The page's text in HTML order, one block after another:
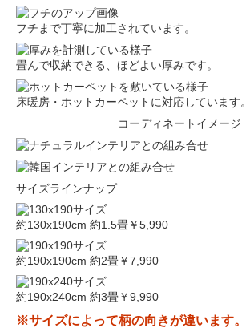
フチまで丁寧に加工されています。
畳んで収納できる、ほどよい厚みです。
床暖房・ホットカーペットに対応しています。
コーディネートイメージ
サイズラインナップ
約130x190cm 約1.5畳￥5,990
約190x190cm 約2畳￥7,990
約190x240cm 約3畳￥9,990
※サイズによって柄の向きが違います。